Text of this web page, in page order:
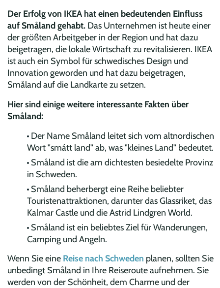
Der Erfolg von IKEA hat einen bedeutenden Einfluss
auf Småland gehabt. Das Unternehmen ist heute einer
der größten Arbeitgeber in der Region und hat dazu
beigetragen, die lokale Wirtschaft zu revitalisieren. IKEA
ist auch ein Symbol für schwedisches Design und
Innovation geworden und hat dazu beigetragen,
Småland auf die Landkarte zu setzen.
Hier sind einige weitere interessante Fakten über
Småland:
Der Name Småland leitet sich vom altnordischen
Wort "smátt land" ab, was "kleines Land" bedeutet.
Småland ist die am dichtesten besiedelte Provinz
in Schweden.
Småland beherbergt eine Reihe beliebter
Touristenattraktionen, darunter das Glassriket, das
Kalmar Castle und die Astrid Lindgren World.
Småland ist ein beliebtes Ziel für Wanderungen,
Camping und Angeln.
Wenn Sie eine Reise nach Schweden planen, sollten Sie
unbedingt Småland in Ihre Reiseroute aufnehmen. Sie
werden von der Schönheit, dem Charme und der